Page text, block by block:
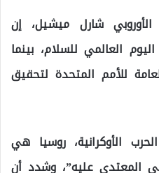
شارل ميشيل، إن
العالمي للسلام، بينما
للأمم المتحدة لتحقيق
الأوكرانية، روسيا هي
المعتدى عليه”، وشدد أن